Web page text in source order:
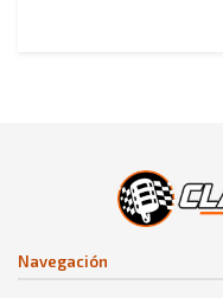
Navegación